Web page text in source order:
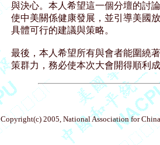
與決心。本人希望這一個分壇的討
使中美關係健康發展，並引導美國
具體可行的建議與策略。
最後，本人希望所有與會者能圍繞
Copyright(c) 2005, National Association for